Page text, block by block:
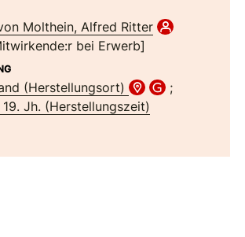
Molthein, Alfred Ritter
bei Erwerb]
(Herstellungsort)
;
Jh. (Herstellungszeit)